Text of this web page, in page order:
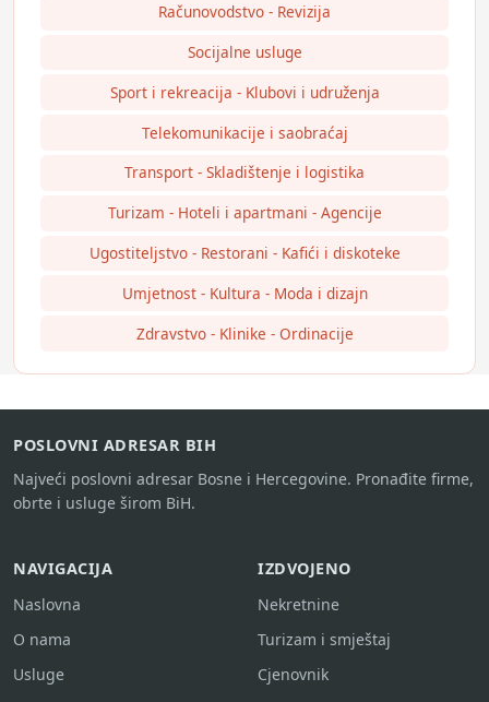
Računovodstvo - Revizija
Socijalne usluge
Sport i rekreacija - Klubovi i udruženja
Telekomunikacije i saobraćaj
Transport - Skladištenje i logistika
Turizam - Hoteli i apartmani - Agencije
Ugostiteljstvo - Restorani - Kafići i diskoteke
Umjetnost - Kultura - Moda i dizajn
Zdravstvo - Klinike - Ordinacije
POSLOVNI ADRESAR BIH
Najveći poslovni adresar Bosne i Hercegovine. Pronađite firme,
obrte i usluge širom BiH.
NAVIGACIJA
Naslovna
O nama
Usluge
IZDVOJENO
Nekretnine
Turizam i smještaj
Cjenovnik